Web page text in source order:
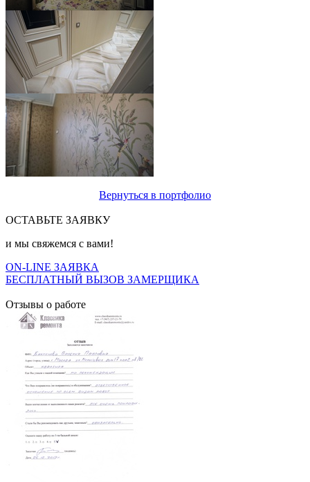
Вернуться в портфолио
ОСТАВЬТЕ ЗАЯВКУ
и мы свяжемся с вами!
ON-LINE ЗАЯВКА
БЕСПЛАТНЫЙ ВЫЗОВ ЗАМЕРЩИКА
Отзывы о работе